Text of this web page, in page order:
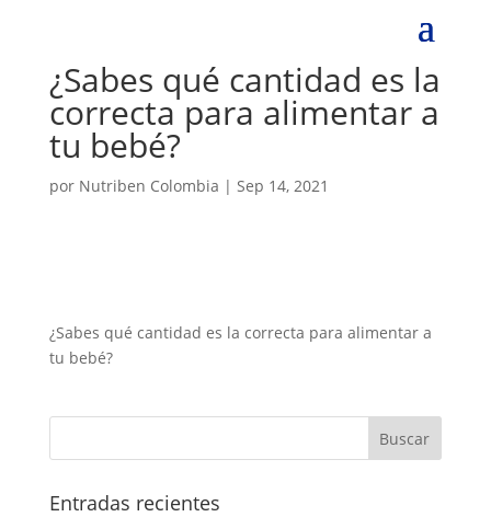
¿Sabes qué cantidad es la
correcta para alimentar a
tu bebé?
por Nutriben Colombia | Sep 14, 2021
¿Sabes qué cantidad es la correcta para alimentar a
tu bebé?
Entradas recientes